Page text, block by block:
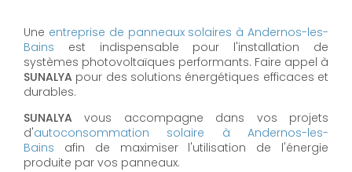
Une entreprise de panneaux solaires àAndernos-les-
Bains est indispensable pour l'installation de
systèmes photovoltaïques performants. Faire appel à
SUNALYA pour des solutions énergétiques efficaces et
durables.
SUNALYA vous accompagne dans vos projets
d'autoconsommation solaire à Andernos-les-
Bains afin de maximiser l'utilisation de l'énergie
produite par vos panneaux.